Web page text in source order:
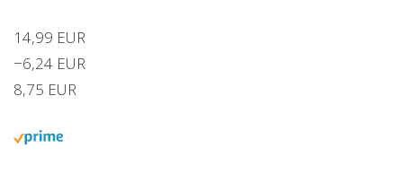
14,99 EUR
−6,24 EUR
8,75 EUR